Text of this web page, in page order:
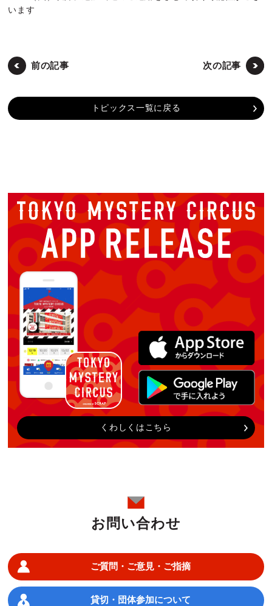
います
前の記事 次の記事
トピックス一覧に戻る
くわしくはこちら
お問い合わせ
ご質問・ご意見・ご指摘
貸切・団体参加について